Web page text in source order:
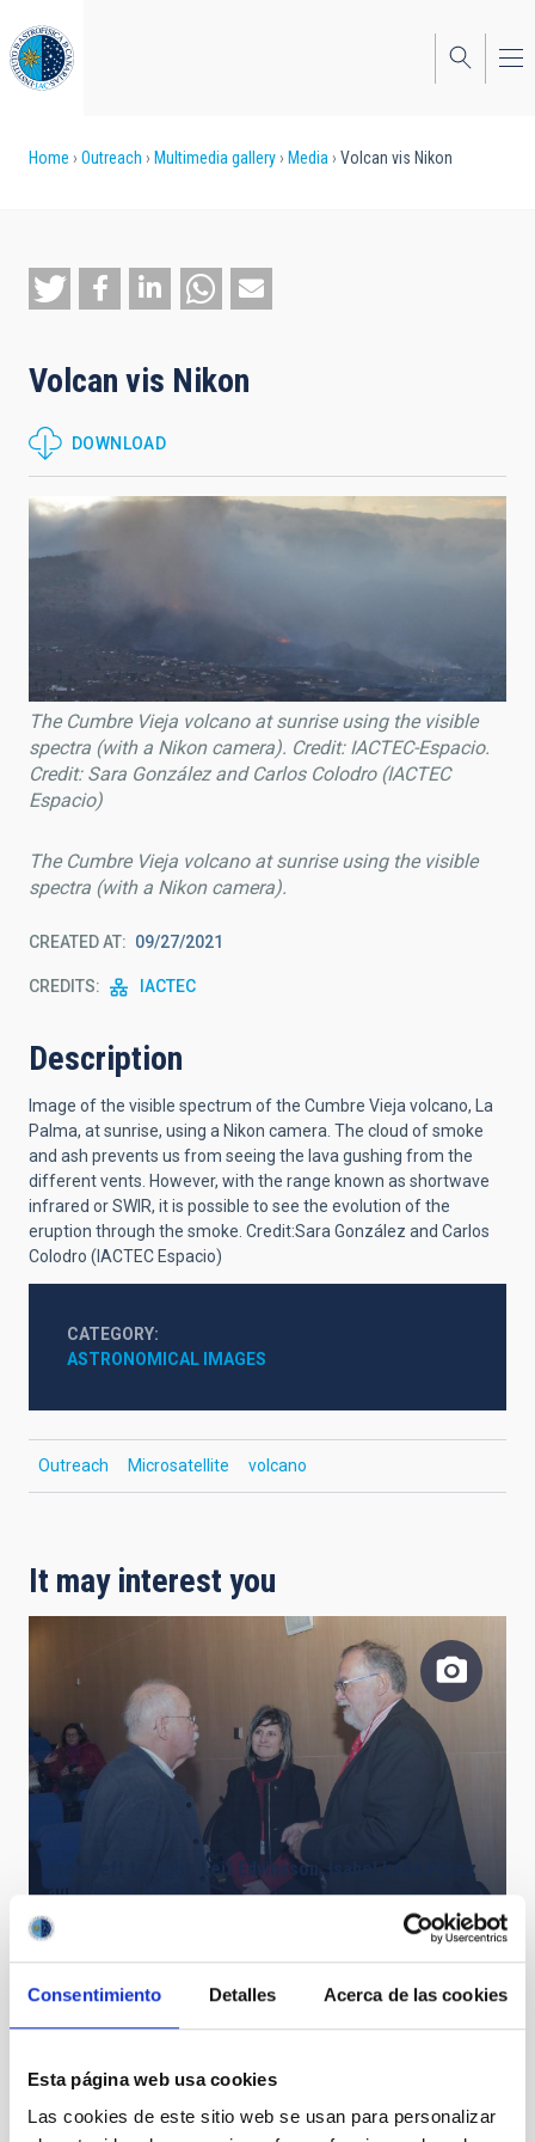
Consentimiento Detalles Acerca de las cookies
Esta página web usa cookies
Las cookies de este sitio web se usan para personalizar
to
main
content
Breadcrumb
Home Outreach Multimedia gallery Media Volcan vis Nikon
Volcan vis Nikon
DOWNLOAD
The Cumbre Vieja volcano at sunrise using the visible
spectra (with a Nikon camera). Credit: IACTEC-Espacio.
Credit: Sara González and Carlos Colodro (IACTEC
Espacio)
The Cumbre Vieja volcano at sunrise using the visible
spectra (with a Nikon camera).
CREATED AT 09/27/2021
CREDITS IACTEC
Description
Image of the visible spectrum of the Cumbre Vieja volcano, La
Palma, at sunrise, using a Nikon camera. The cloud of smoke
and ash prevents us from seeing the lava gushing from the
different vents. However, with the range known as shortwave
infrared or SWIR, it is possible to see the evolution of the
eruption through the smoke. Credit:Sara González and Carlos
Colodro (IACTEC Espacio)
CATEGORY
ASTRONOMICAL IMAGES
Outreach Microsatellite volcano
It may interest you
From left to right: Leif Edvinsson, Isabel León Pérez
and Günter Koch.